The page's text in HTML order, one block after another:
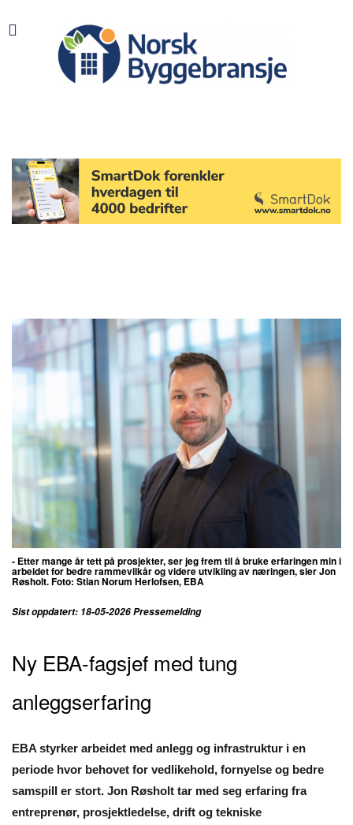
- Etter mange år tett på prosjekter, ser jeg frem til å bruke erfaringen min i
arbeidet for bedre rammevilkår og videre utvikling av næringen, sier Jon
Røsholt. Foto: Stian Norum Herlofsen, EBA
Sist oppdatert: 18-05-2026 Pressemelding
Ny EBA-fagsjef med tung
anleggserfaring
EBA styrker arbeidet med anlegg og infrastruktur i en
periode hvor behovet for vedlikehold, fornyelse og bedre
samspill er stort. Jon Røsholt tar med seg erfaring fra
entreprenør, prosjektledelse, drift og tekniske